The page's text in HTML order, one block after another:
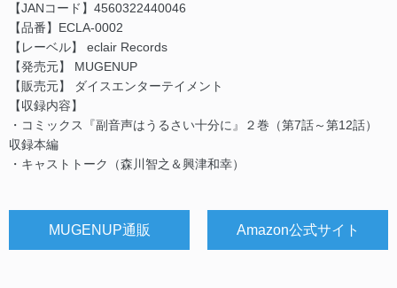
【JANコード】4560322440046
【品番】ECLA-0002
【レーベル】 eclair Records
【発売元】 MUGENUP
【販売元】 ダイスエンターテイメント
【収録内容】
・コミックス『副音声はうるさい十分に』２巻（第7話～第12話）
収録本編
・キャストトーク（森川智之＆興津和幸）
MUGENUP通販 Amazon公式サイト